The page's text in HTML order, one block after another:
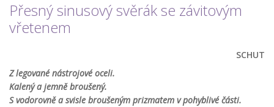
Přesný sinusový svěrák se závitovým
vřetenem
SCHUT
Z legované nástrojové oceli.
Kalený a jemně broušený.
S vodorovně a svisle broušeným prizmatem v pohyblivé části.